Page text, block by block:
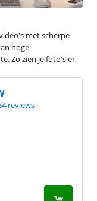
met scherpe
hoge
Zo zien je foto's er
reviews